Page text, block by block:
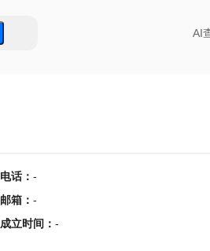
AI
电话： -
邮箱 ： -
成立时间 ： -